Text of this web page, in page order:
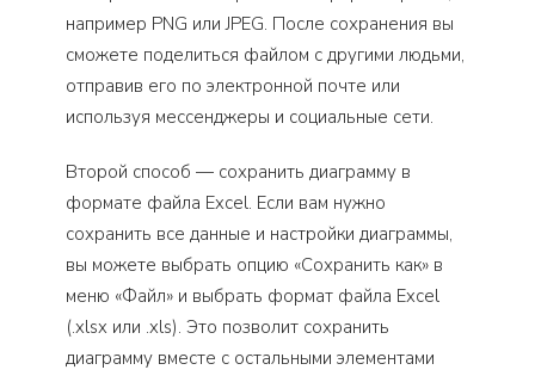
например PNG или JPEG. После сохранения вы
сможете поделиться файлом с другими людьми,
отправив его по электронной почте или
используя мессенджеры и социальные сети.
Второй способ — сохранить диаграмму в
формате файла Excel. Если вам нужно
сохранить все данные и настройки диаграммы,
вы можете выбрать опцию «Сохранить как» в
меню «Файл» и выбрать формат файла Excel
(.xlsx или .xls). Это позволит сохранить
диаграмму вместе с остальными элементами